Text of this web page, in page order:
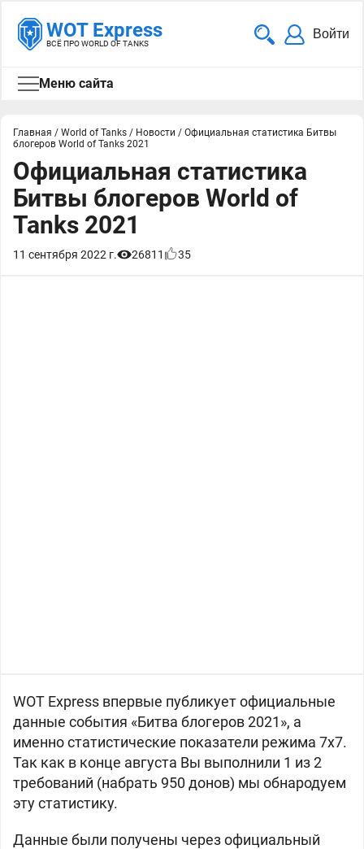
WOT Express
ВСЁ ПРО WORLD OF TANKS
Войти
Меню сайта
Главная / World of Tanks / Новости / Официальная статистика Битвы
блогеров World of Tanks 2021
Официальная статистика
Битвы блогеров World of
Tanks 2021
11 сентября 2022 г. 26811 35
WOT Express впервые публикует официальные
данные события «Битва блогеров 2021», а
именно статистические показатели режима 7x7.
Так как в конце августа Вы выполнили 1 из 2
требований (набрать 950 донов) мы обнародуем
эту статистику.
Данные были получены через официальный